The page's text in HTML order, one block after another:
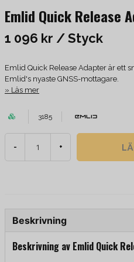
Emlid Quick Release
1 096 kr / Styck
Emlid Quick Release Adapter är ett
Emlid's nyaste GNSS-mottagare.
Läs mer
3185
- +
Beskrivning
Beskrivning av Emlid Quick